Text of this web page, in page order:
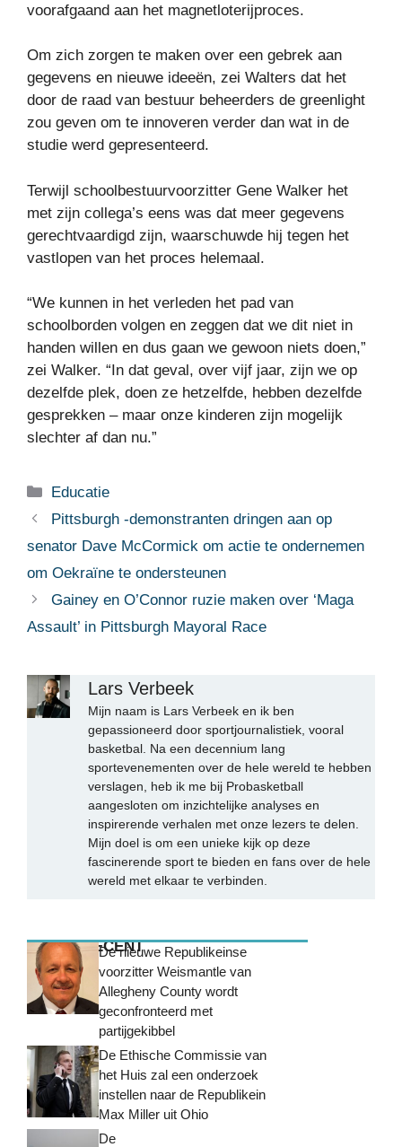
voorafgaand aan het magnetloterijproces.
Om zich zorgen te maken over een gebrek aan
gegevens en nieuwe ideeën, zei Walters dat het
door de raad van bestuur beheerders de greenlight
zou geven om te innoveren verder dan wat in de
studie werd gepresenteerd.
Terwijl schoolbestuurvoorzitter Gene Walker het
met zijn collega’s eens was dat meer gegevens
gerechtvaardigd zijn, waarschuwde hij tegen het
vastlopen van het proces helemaal.
“We kunnen in het verleden het pad van
schoolborden volgen en zeggen dat we dit niet in
handen willen en dus gaan we gewoon niets doen,”
zei Walker. “In dat geval, over vijf jaar, zijn we op
dezelfde plek, doen ze hetzelfde, hebben dezelfde
gesprekken – maar onze kinderen zijn mogelijk
slechter af dan nu.”
Categorieën
Educatie
Pittsburgh -demonstranten dringen aan op
senator Dave McCormick om actie te ondernemen
om Oekraïne te ondersteunen
Gainey en O’Connor ruzie maken over ‘Maga
Assault’ in Pittsburgh Mayoral Race
Lars Verbeek
Mijn naam is Lars Verbeek en ik ben
gepassioneerd door sportjournalistiek, vooral
basketbal. Na een decennium lang
sportevenementen over de hele wereld te hebben
verslagen, heb ik me bij Probasketball
aangesloten om inzichtelijke analyses en
inspirerende verhalen met onze lezers te delen.
Mijn doel is om een unieke kijk op deze
fascinerende sport te bieden en fans over de hele
wereld met elkaar te verbinden.
MEEST RECENTDe nieuwe Republikeinse
voorzitter Weismantle van
Allegheny County wordt
geconfronteerd met
partijgekibbel
De Ethische Commissie van
het Huis zal een onderzoek
instellen naar de Republikein
Max Miller uit Ohio
De